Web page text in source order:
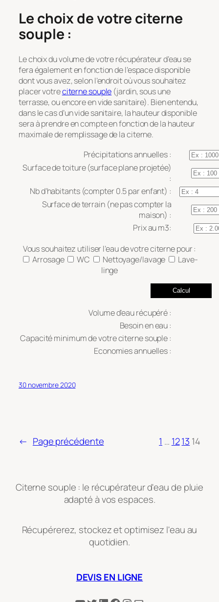
Le choix de votre citerne
souple :
Le choix du volume de votre récupérateur d’eau se
fera également en fonction de l’espace disponible
dont vous avez, selon l’endroit où vous souhaitez
placer votreciterne souple (jardin, sous une
terrasse, ou encore en vide sanitaire). Bien entendu,
dans le cas d’un vide sanitaire, la hauteur disponible
sera à prendre en compte en fonction de la hauteur
maximale de remplissage de la citerne.
Précipitations annuelles :
Surface de toiture (surface plane projetée)
:
Nb d’habitants (compter 0.5 par enfant) :
Surface de terrain (ne pas compter la
maison) :
Prix au m3:
Vous souhaitez utiliser l’eau de votre citerne pour :
Arrosage
WC Nettoyage/lavage
Lave-
linge
Volume d’eau récupéré :
Besoin en eau :
Capacité minimum de votre citerne souple :
Economies annuelles :
30 novembre 2020
← Page précédente 1 … 1213 14
Citerne souple : le récupérateur d'eau de pluie
adapté à vos espaces.
Récupérerez, stockez et optimisez l'eau au
quotidien.
DEVIS EN LIGNE